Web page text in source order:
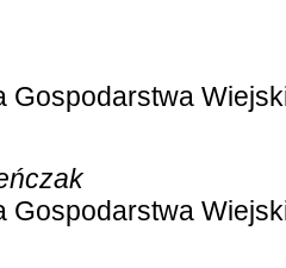
Gospodarstwa
Gospodarstwa